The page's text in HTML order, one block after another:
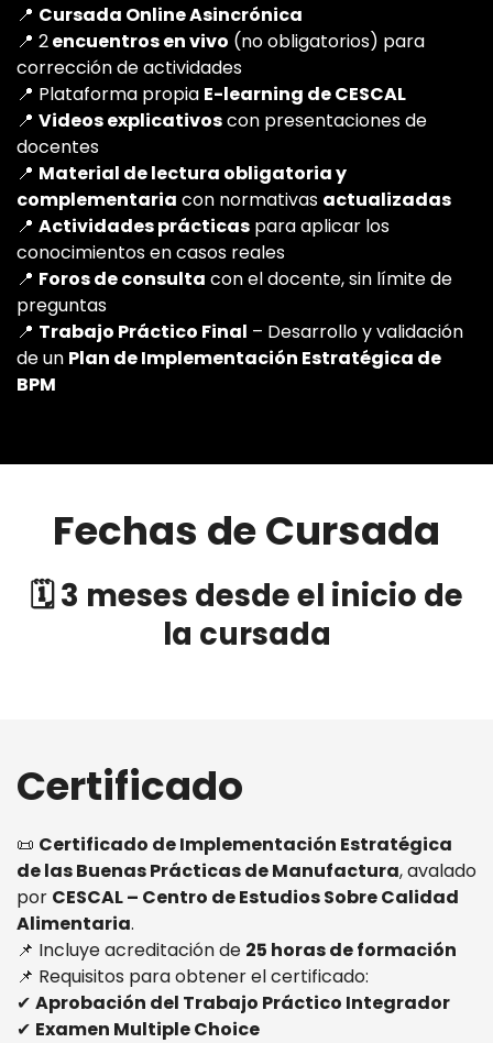
📍 Cursada Online Asincrónica
📍 2encuentros en vivo (no obligatorios) para
corrección de actividades
📍 Plataforma propia E-learning de CESCAL
📍 Videos explicativoscon presentaciones de
docentes
📍 Material de lectura obligatoria y
complementaria con normativas actualizadas
📍 Actividades prácticas para aplicar los
conocimientos en casos reales
📍 Foros de consulta con el docente, sin límite de
preguntas
📍 Trabajo Práctico Final – Desarrollo y validación
de un Plan de Implementación Estratégica de
BPM
Fechas de Cursada
🗓3 meses desde el inicio de
la cursada
Certificado
📜 Certificado de Implementación Estratégica
de las Buenas Prácticas de Manufactura, avalado
por CESCAL – Centro de Estudios Sobre Calidad
Alimentaria.
📌 Incluye acreditación de 25 horas de formación
📌 Requisitos para obtener el certificado:
✔ Aprobación del Trabajo Práctico Integrador
✔ Examen Multiple Choice